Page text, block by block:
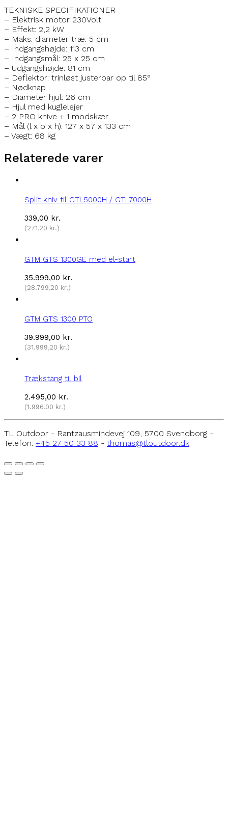
TEKNISKE SPECIFIKATIONER
– Elektrisk motor 230Volt
– Effekt: 2,2 kW
– Maks. diameter træ: 5 cm
– Indgangshøjde: 113 cm
– Indgangsmål: 25 x 25 cm
– Udgangshøjde: 81 cm
– Deflektor: trinløst justerbar op til 85°
– Nødknap
– Diameter hjul: 26 cm
– Hjul med kuglelejer
– 2 PRO knive + 1 modskær
– Mål (l x b x h): 127 x 57 x 133 cm
– Vægt: 68 kg
Relaterede varer
Split kniv til GTL5000H / GTL7000H
339,00 kr.
(271,20 kr.)
GTM GTS 1300GE med el-start
35.999,00 kr.
(28.799,20 kr.)
GTM GTS 1300 PTO
39.999,00 kr.
(31.999,20 kr.)
Trækstang til bil
2.495,00 kr.
(1.996,00 kr.)
TL Outdoor - Rantzausmindevej 109, 5700 Svendborg -
Telefon: +45 27 50 33 88 - thomas@tloutdoor.dk